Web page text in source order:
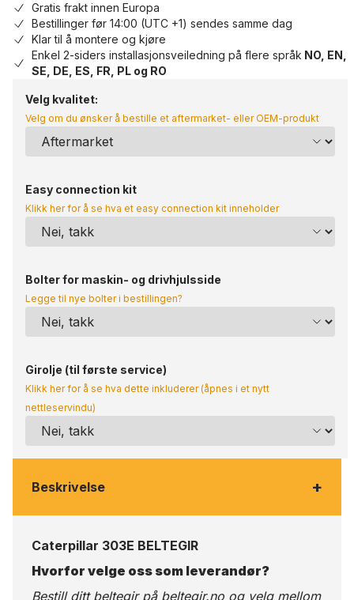
Gratis frakt innen Europa
Bestillinger før 14:00 (UTC +1) sendes samme dag
Klar til å montere og kjøre
Enkel 2-siders installasjonsveiledning på flere språk NO, EN,
SE, DE, ES, FR, PL og RO
Velg kvalitet:
Velg om du ønsker å bestille et aftermarket- eller OEM-produkt
Easy connection kit
Klikk her for å se hva et easy connection kit inneholder
Bolter for maskin- og drivhjulsside
Legge til nye bolter i bestillingen?
Girolje (til første service)
Klikk her for å se hva dette inkluderer (åpnes i et nytt
nettleservindu)
Beskrivelse +
Caterpillar 303E BELTEGIR
Hvorfor velge oss som leverandør?
Bestill ditt beltegir på beltegir.no og velg mellom